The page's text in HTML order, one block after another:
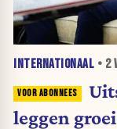
INTERNATIONAAL • 2
leggen